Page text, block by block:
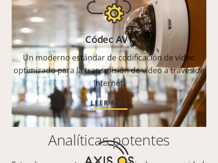
Analíticas potentes
Códec AV1
Un moderno estándar de codificación de vídeo
optimizado para la transmisión de vídeo a través de
Internet.
LEER MÁS